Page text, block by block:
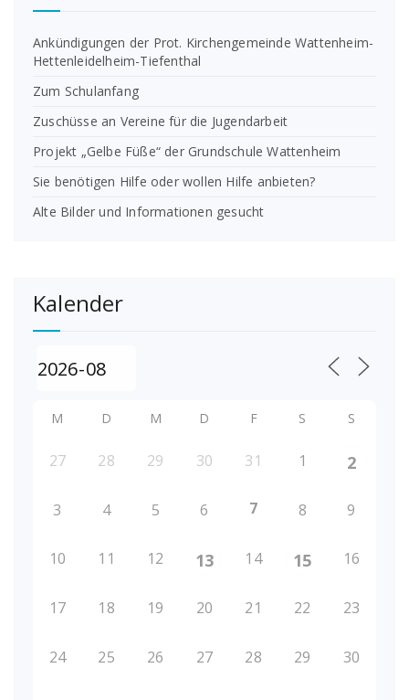
Ankündigungen der Prot. Kirchengemeinde Wattenheim-
Hettenleidelheim-Tiefenthal
Zum Schulanfang
Zuschüsse an Vereine für die Jugendarbeit
Projekt „Gelbe Füße“ der Grundschule Wattenheim
Sie benötigen Hilfe oder wollen Hilfe anbieten?
Alte Bilder und Informationen gesucht
Kalender
M D M D F S S
27 28 29 30 31 1 2
3 4 5 6 7 8 9
10 11 12 13 14 15 16
17 18 19 20 21 22 23
24 25 26 27 28 29 30